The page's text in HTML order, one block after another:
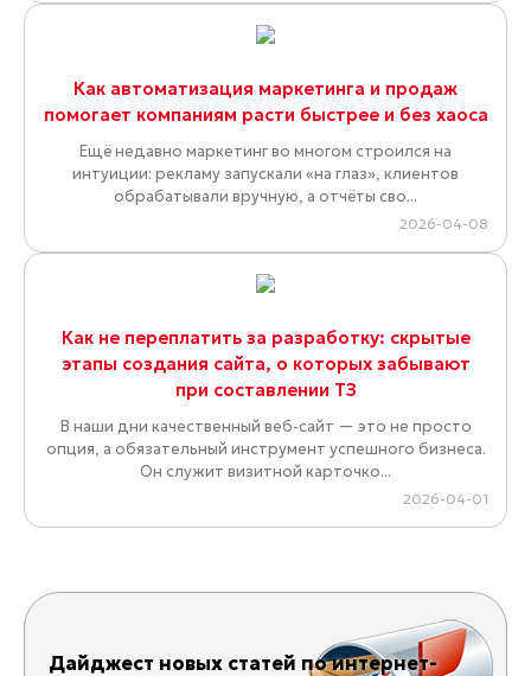
Как автоматизация маркетинга и продаж
помогает компаниям расти быстрее и без хаоса
Ещё недавно маркетинг во многом строился на
интуиции: рекламу запускали «на глаз», клиентов
обрабатывали вручную, а отчёты сво...
2026-04-08
Как не переплатить за разработку: скрытые
этапы создания сайта, о которых забывают
при составлении ТЗ
В наши дни качественный веб-сайт — это не просто
опция, а обязательный инструмент успешного бизнеса.
Он служит визитной карточко...
2026-04-01
Дайджест новых статей по интернет-